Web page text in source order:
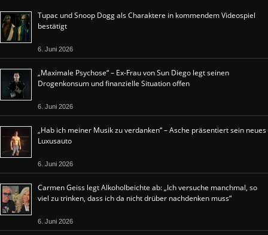
Tupac und Snoop Dogg als Charaktere in kommendem Videospiel
bestätigt
6. Juni 2026
„Maximale Psychose“ – Ex-Frau von Sun Diego legt seinen
Drogenkonsum und finanzielle Situation offen
6. Juni 2026
„Hab ich meiner Musik zu verdanken“ – Asche präsentiert sein neues
Luxusauto
6. Juni 2026
Carmen Geiss legt Alkoholbeichte ab: „Ich versuche manchmal, so
viel zu trinken, dass ich da nicht drüber nachdenken muss“
6. Juni 2026